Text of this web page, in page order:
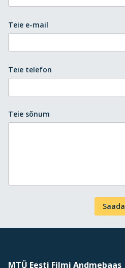
Teie e-mail
Teie telefon
Teie sõnum
Saada
MTÜ Eesti Filmi Andmebaas